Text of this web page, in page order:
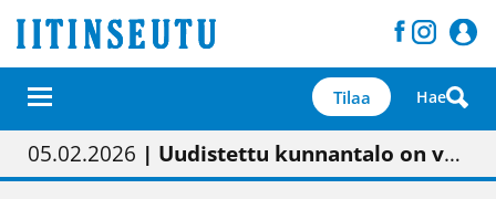
Tilaa Hae
01.02.2026 | Painon vaihtumisen pitäisi näkyä hieman parempana painojäljen laatuna lehdessä
05.02.2026 | Uudistettu kunnantalo on valoisa
23.04.2026 | “Olemme käynnistämässä uudelleen keskustavisiotyön”
09.05.2026| "Maalla on totuttu elämään omavaraisemmin kuin kaupungissa"